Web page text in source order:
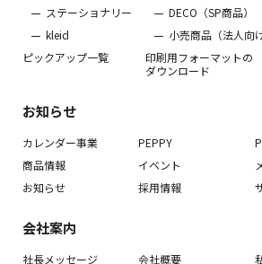
ステーショナリー
kleid
ピックアップ一覧
DECO（SP商品）
小売商品（法人向け
印刷用フォーマットの
ダウンロード
お知らせ
カレンダー事業 PEPPY
商品情報
イベント
お知らせ
採用情報
会社案内
社長メッセージ 会社概要